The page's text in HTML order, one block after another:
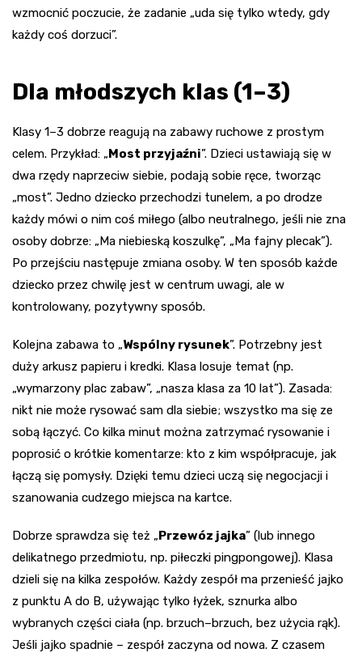
wzmocnić poczucie, że zadanie „uda się tylko wtedy, gdy
każdy coś dorzuci”.
Dla młodszych klas (1–3)
Klasy 1–3 dobrze reagują na zabawy ruchowe z prostym
celem. Przykład: „Most przyjaźni”. Dzieci ustawiają się w
dwa rzędy naprzeciw siebie, podają sobie ręce, tworząc
„most”. Jedno dziecko przechodzi tunelem, a po drodze
każdy mówi o nim coś miłego (albo neutralnego, jeśli nie zna
osoby dobrze: „Ma niebieską koszulkę”, „Ma fajny plecak”).
Po przejściu następuje zmiana osoby. W ten sposób każde
dziecko przez chwilę jest w centrum uwagi, ale w
kontrolowany, pozytywny sposób.
Kolejna zabawa to „Wspólny rysunek”. Potrzebny jest
duży arkusz papieru i kredki. Klasa losuje temat (np.
„wymarzony plac zabaw”, „nasza klasa za 10 lat”). Zasada:
nikt nie może rysować sam dla siebie; wszystko ma się ze
sobą łączyć. Co kilka minut można zatrzymać rysowanie i
poprosić o krótkie komentarze: kto z kim współpracuje, jak
łączą się pomysły. Dzięki temu dzieci uczą się negocjacji i
szanowania cudzego miejsca na kartce.
Dobrze sprawdza się też „Przewóz jajka” (lub innego
delikatnego przedmiotu, np. piłeczki pingpongowej). Klasa
dzieli się na kilka zespołów. Każdy zespół ma przenieść jajko
z punktu A do B, używając tylko łyżek, sznurka albo
wybranych części ciała (np. brzuch–brzuch, bez użycia rąk).
Jeśli jajko spadnie – zespół zaczyna od nowa. Z czasem